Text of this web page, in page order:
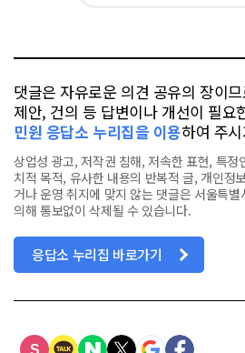
댓글은 자유로운 의견 공유의 장이
제안, 건의 등 답변이나 개선이 필요
민원 응답소 누리집을 이용하여 주
상업성 광고, 저작권 침해, 저속한 표현, 특정
치적 목적, 유사한 내용의 반복적 글, 개인정
거나 운영 취지에 맞지 않는 댓글은 서울특
의해 통보없이 삭제될 수 있습니다.
응답소 누리집 바로가기